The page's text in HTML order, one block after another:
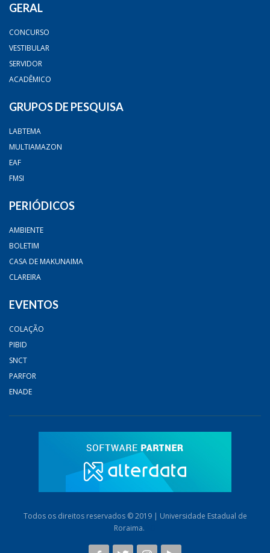
GERAL
CONCURSO
VESTIBULAR
SERVIDOR
ACADÊMICO
GRUPOS DE PESQUISA
LABTEMA
MULTIAMAZON
EAF
FMSI
PERIÓDICOS
AMBIENTE
BOLETIM
CASA DE MAKUNAIMA
CLAREIRA
EVENTOS
COLAÇÃO
PIBID
SNCT
PARFOR
ENADE
Todos os direitos reservados © 2019 | Universidade Estadual de
Roraima.